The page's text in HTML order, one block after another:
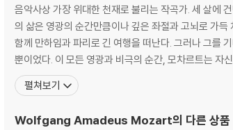
음악사상 가장 위대한 천재로 불리는 작곡가. 세 살에
의 삶은 영광의 순간만큼이나 깊은 좌절과 고뇌로 가
함께 만하임과 파리로 긴 여행을 떠난다. 그러나 그를
뿐이었다. 이 모든 영광과 비극의 순간, 모차르트는
펼쳐보기
Wolfgang Amadeus Mozart의 다른 상품